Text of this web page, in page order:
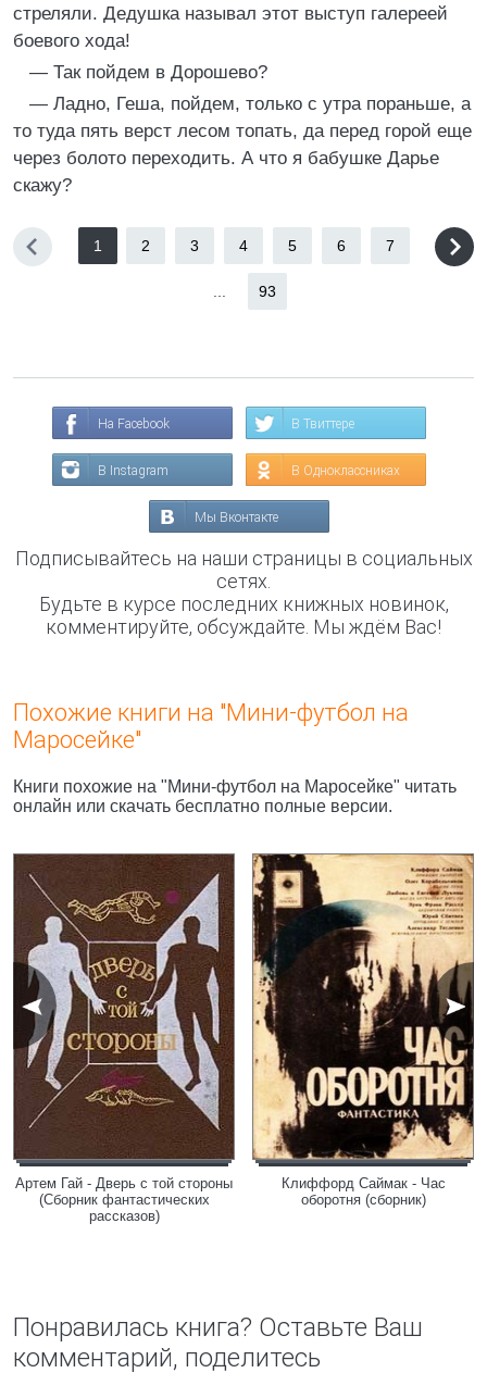
стреляли. Дедушка называл этот выступ галереей
боевого хода!
— Так пойдем в Дорошево?
— Ладно, Геша, пойдем, только с утра пораньше, а
то туда пять верст лесом топать, да перед горой еще
через болото переходить. А что я бабушке Дарье
скажу?
1 2 3 4 5 6 7
93
На Facebook В Твиттере
В Instagram В Одноклассниках
Мы Вконтакте
Подписывайтесь на наши страницы в социальных
сетях.
Будьте в курсе последних книжных новинок,
комментируйте, обсуждайте. Мы ждём Вас!
Похожие книги на "Мини-футбол на
Маросейке"
Книги похожие на "Мини-футбол на Маросейке" читать
онлайн или скачать бесплатно полные версии.
Артем Гай - Дверь с той стороны
(Сборник фантастических
рассказов)
Клиффорд Саймак - Час
оборотня (сборник)
Понравилась книга? Оставьте Ваш
комментарий, поделитесь